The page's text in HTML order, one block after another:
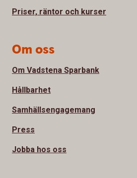
Priser, räntor och kurser
Om oss
Om Vadstena Sparbank
Hållbarhet
Samhällsengagemang
Press
Jobba hos oss